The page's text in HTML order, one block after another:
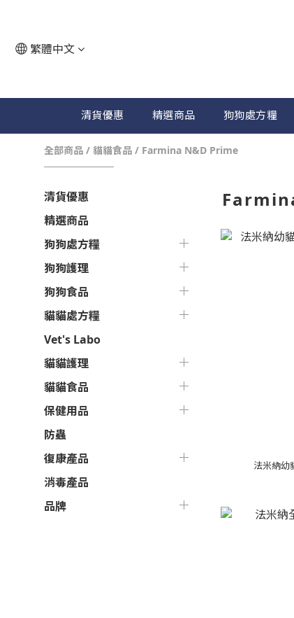
繁體中文
清貨優惠 精選商品 狗狗處方糧
全部商品 / 貓貓食品 / Farmina N&D Prime
清貨優惠
精選商品
狗狗處方糧
狗狗護理
狗狗食品
貓貓處方糧
Vet's Labo
貓貓護理
貓貓食品
保健用品
防蟲
復康產品
消毒產品
品牌